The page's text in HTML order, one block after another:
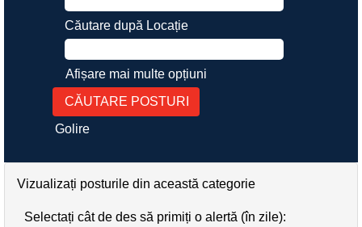
Căutare după Locație
Afișare mai multe opțiuni
Golire
Vizualizați posturile din această categorie
Selectați cât de des să primiți o alertă (în zile):